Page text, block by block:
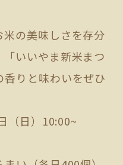
の美味しさを存分
いいやま新米まつ
香りと味わいをぜひ
（日）10:00~